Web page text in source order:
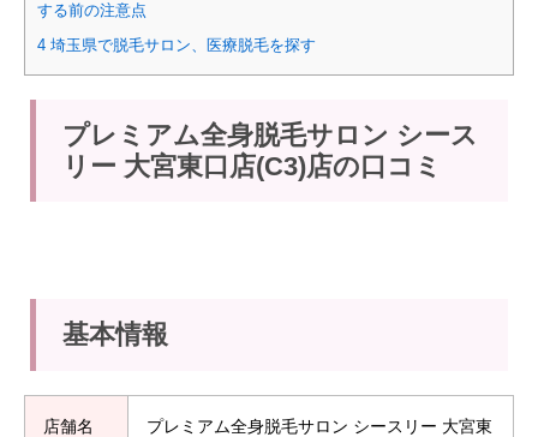
する前の注意点
4 埼玉県で脱毛サロン、医療脱毛を探す
プレミアム全身脱毛サロン シース
リー 大宮東口店(C3)店の口コミ
基本情報
店舗名
プレミアム全身脱毛サロン シースリー 大宮東